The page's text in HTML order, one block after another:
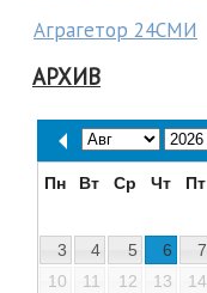
Аграгетор 24СМИ
АРХИВ
Пн Вт Ср Чт Пт
3
4 5 6 7
10
11 12 13 14